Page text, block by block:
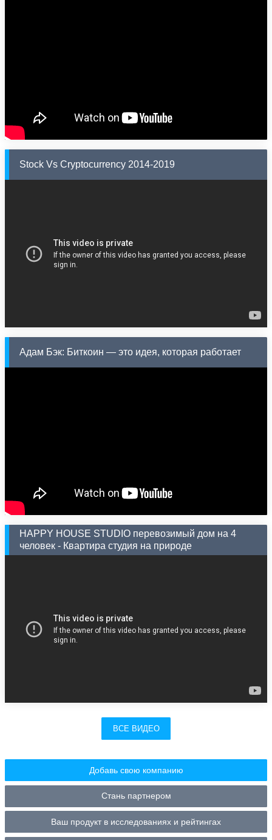
Stock Vs Cryptocurrency 2014-2019
Адам Бэк: Биткоин — это идея, которая работает
HAPPY HOUSE STUDIO перевозимый дом на 4
человек - Квартира студия на природе
ВСЕ ВИДЕО
Добавь свою компанию
Стань партнером
Ваш продукт в исследованиях и рейтингах